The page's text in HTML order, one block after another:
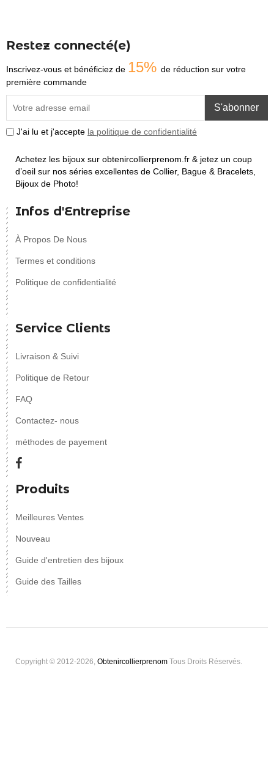
Restez connecté(e)
Inscrivez-vous et bénéficiez de 15% de réduction sur votre
première commande
S'abonner
J'ai lu et j'accepte la politique de confidentialité
Achetez les bijoux sur obtenircollierprenom.fr & jetez un coup
d’oeil sur nos séries excellentes de Collier, Bague & Bracelets,
Bijoux de Photo!
Infos d'Entreprise
À Propos De Nous
Termes et conditions
Politique de confidentialité
Service Clients
Livraison & Suivi
Politique de Retour
FAQ
Contactez- nous
méthodes de payement
Produits
Meilleures Ventes
Nouveau
Guide d'entretien des bijoux
Guide des Tailles
Copyright © 2012-2026, Obtenircollierprenom Tous Droits Réservés.